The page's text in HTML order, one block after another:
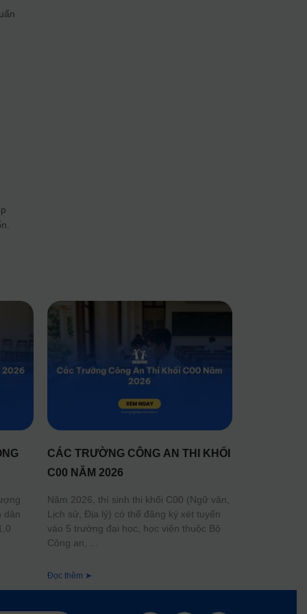
dân
CÁC TRƯỜNG CÔNG AN THI KHỐI
C00 NĂM 2026
Năm 2026, thí sinh thi khối C00 (Ngữ văn,
Lịch sử, Địa lý) có thể đăng ký xét tuyển
vào 5 trường đại học, học viện thuộc Bộ
Công an,
Đọc thêm ➤